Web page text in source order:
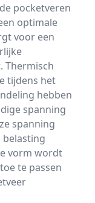
pocketveren
optimale
voor een
Thermisch
tijdens het
hebben
spanning
spanning
vorm wordt
te passen